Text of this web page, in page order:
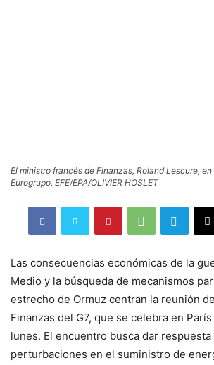
El ministro francés de Finanzas, Roland Lescure,
Eurogrupo. EFE/EPA/OLIVIER HOSLET
Las consecuencias económicas de la
Medio y la búsqueda de mecanismos
estrecho de Ormuz centran la reunión
Finanzas del G7, que se celebra en
lunes. El encuentro busca dar respuesta
perturbaciones en el suministro de